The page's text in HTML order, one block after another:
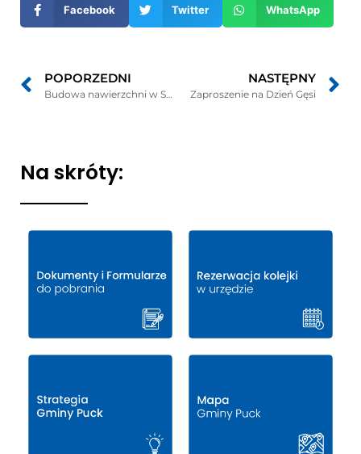
oknie
Facebook Twitter WhatsApp
POPORZEDNI
Budowa nawierzchni w Swarzewie na ul. Chłapowskiej zakończona
NASTĘPNY
Zaproszenie na Dzień Gęsi
Na skróty: